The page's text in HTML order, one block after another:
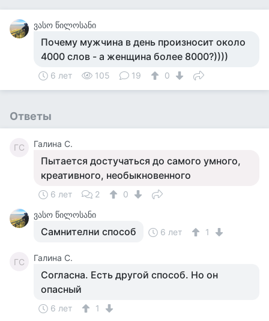
ვასო წილოსანი
Почему мужчина в день произносит около
4000 слов - а женщина более 8000?))))
6 лет 105 19 0
Ответы
ГС Галина С.
Пытается достучаться до самого умного,
креативного, необыкновенного
6 лет 2
0
ვასო წილოსანი
Самнителни способ 6 лет 1
ГС Галина С.
Согласна. Есть другой способ. Но он
опасный
6 лет 1